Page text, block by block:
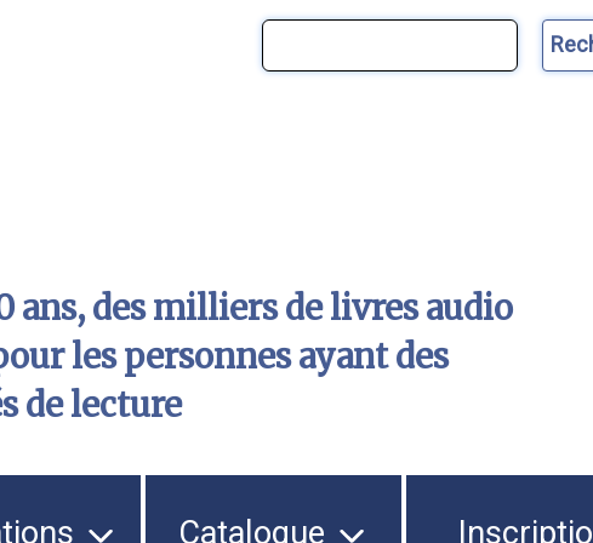
ans, des milliers de livres audio
les personnes ayant des
de lecture
Catalogue